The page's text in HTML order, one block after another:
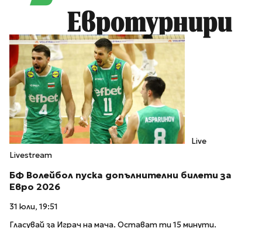
Евротурнири
Live
Livestream
БФ Волейбол пуска допълнителни билети за
Евро 2026
31 юли, 19:51
Гласувай за Играч на мача. Остават ти 15 минути.